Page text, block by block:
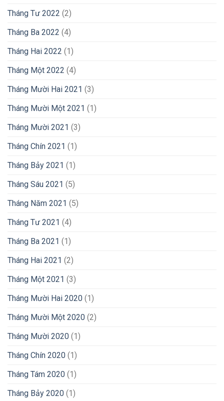
Tháng Tư 2022 (2)
Tháng Ba 2022 (4)
Tháng Hai 2022 (1)
Tháng Một 2022 (4)
Tháng Mười Hai 2021 (3)
Tháng Mười Một 2021 (1)
Tháng Mười 2021 (3)
Tháng Chín 2021 (1)
Tháng Bảy 2021 (1)
Tháng Sáu 2021 (5)
Tháng Năm 2021 (5)
Tháng Tư 2021 (4)
Tháng Ba 2021 (1)
Tháng Hai 2021 (2)
Tháng Một 2021 (3)
Tháng Mười Hai 2020 (1)
Tháng Mười Một 2020 (2)
Tháng Mười 2020 (1)
Tháng Chín 2020 (1)
Tháng Tám 2020 (1)
Tháng Bảy 2020 (1)